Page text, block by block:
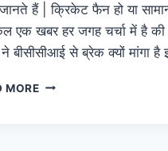
हैं | क्रिकेट फैन हो या
एक खबर हर जगह चर्चा में है
बीसीसीआई से ब्रेक क्यों मांगा
MORE